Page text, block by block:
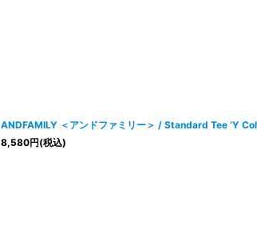
ANDFAMILY ＜アンドファミリー＞ / Standard Tee ‘Y
8,580円(税込)